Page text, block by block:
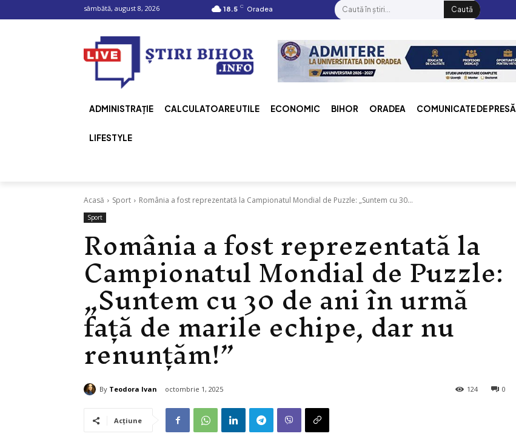
sâmbătă, august 8, 2026 18.5 C Oradea Caută
ADMINISTRAȚIE CALCULATOARE UTILE ECONOMIC BIHOR ORADEA COMUNICATE DE PRESĂ
LIFESTYLE
Acasă Sport România a fost reprezentată la Campionatul Mondial de Puzzle: „Suntem cu 30...
Sport
România a fost reprezentată la
Campionatul Mondial de Puzzle:
„Suntem cu 30 de ani în urmă
față de marile echipe, dar nu
renunțăm!”
By Teodora Ivan octombrie 1, 2025 0
124
Acțiune